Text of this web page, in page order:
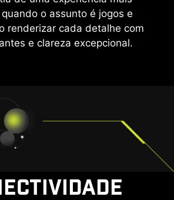
o assunto é jogos e
renderizar cada detalhe com
e clareza excepcional.